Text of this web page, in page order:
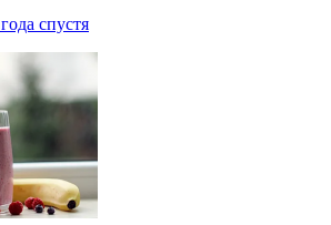
спустя